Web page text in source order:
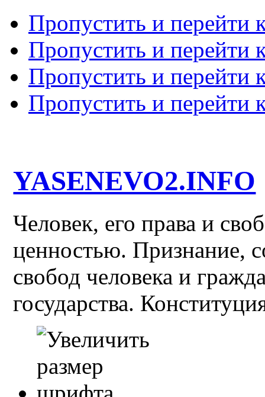
Пропустить и перейти
Пропустить и перейти
Пропустить и перейти
Пропустить и перейти
YASENEVO2.INFO
Человек, его права и
ценностью. Признание,
свобод человека и
государства.